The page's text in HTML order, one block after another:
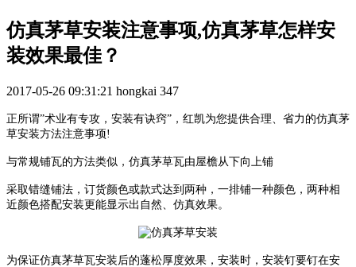
仿真茅草安装注意事项,仿真茅草怎样安
装效果最佳？
2017-05-26 09:31:21 hongkai 347
正所谓”术业有专攻，安装有诀窍”，红凯为您提供合理、省力的仿真茅
草安装方法注意事项!
与常规铺瓦的方法类似，仿真茅草瓦由屋檐从下向上铺
采取错缝铺法，订货颜色或款式达到两种，一排铺一种颜色，两种相
近颜色搭配安装更能显示出自然、仿真效果。
为保证仿真茅草瓦安装后的蓬松厚度效果，安装时，安装钉要钉在安